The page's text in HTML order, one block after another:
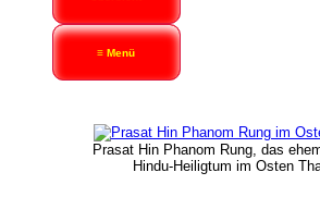
≡ Menü
Prasat Hin Phanom Rung, das
Hindu-Heiligtum im Osten